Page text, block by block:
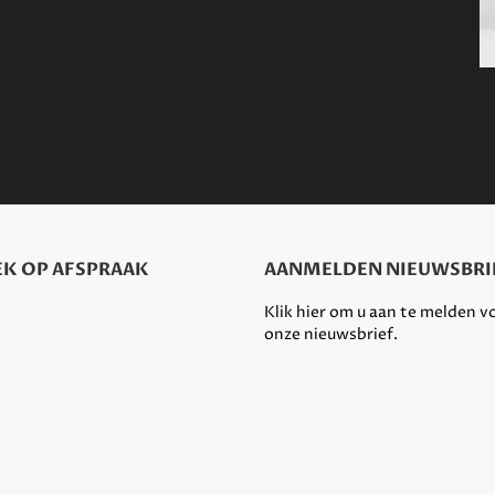
OP AFSPRAAK AANMELDEN
Klik hier om u aan te melden
onze nieuwsbrief.